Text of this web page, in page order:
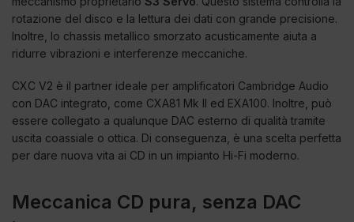
rotazione del disco e la lettura dei dati con grande precisione.
Inoltre, lo chassis metallico smorzato acusticamente aiuta a
ridurre vibrazioni e interferenze meccaniche.
CXC V2 è il partner ideale per amplificatori Cambridge Audio
con DAC integrato, come CXA81 Mk II ed EXA100. Inoltre, può
essere collegato a qualunque DAC esterno di qualità tramite
uscita coassiale o ottica. Di conseguenza, è una scelta perfetta
per dare nuova vita ai CD in un impianto Hi-Fi moderno.
Meccanica CD pura, senza DAC